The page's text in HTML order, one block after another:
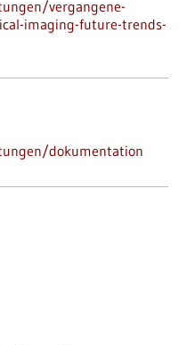
vergangene-
imaging-future-trends-
dokumentation